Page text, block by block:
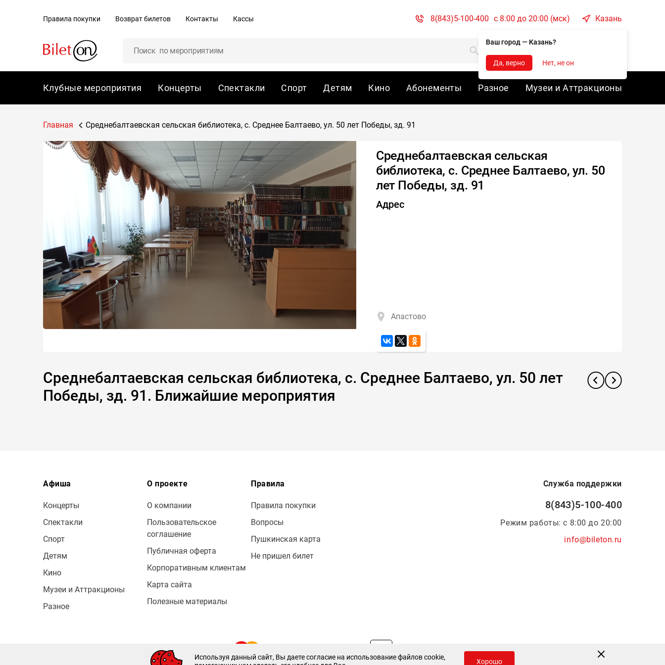
Правила покупки Возврат билетов Контакты Кассы 8(843)5-100-400 c 8:00 до 20:00 (мск) Казань
Ваш город — Казань?
Да, верно Нет, не он
Клубные мероприятия Концерты Спектакли Спорт Детям Кино Абонементы Разное Музеи и Аттракционы
Главная Среднебалтаевская сельская библиотека, с. Среднее Балтаево, ул. 50 лет Победы, зд. 91
Среднебалтаевская сельская
библиотека, с. Среднее Балтаево, ул. 50
лет Победы, зд. 91
Адрес
Апастово
Среднебалтаевская сельская библиотека, с. Среднее Балтаево, ул. 50 лет
Победы, зд. 91. Ближайшие мероприятия
Афиша
Концерты
Спектакли
Спорт
Детям
Кино
Музеи и Аттракционы
Разное
О проекте
О компании
Пользовательское
соглашение
Публичная оферта
Корпоративным клиентам
Карта сайта
Полезные материалы
Правила
Правила покупки
Вопросы
Пушкинская карта
Не пришел билет
Служба поддержки
8(843)5-100-400
Режим работы: с 8:00 до 20:00
info@bileton.ru
Дизайн и разработка
Используя данный сайт, Вы даете согласие на использование файлов cookie,
Хорошо